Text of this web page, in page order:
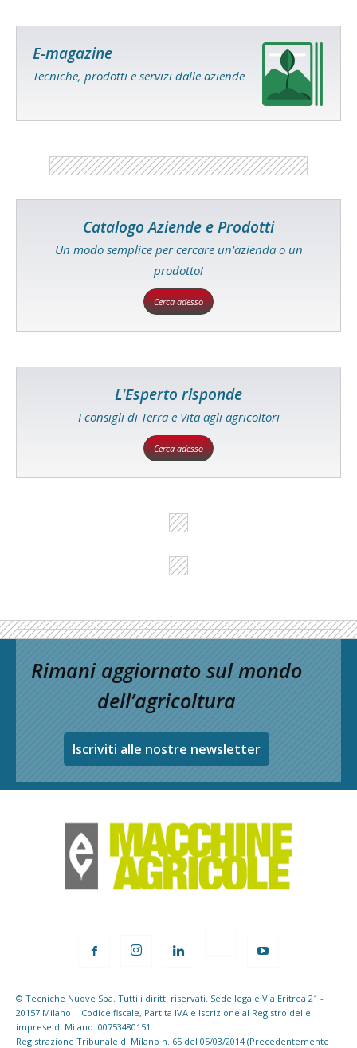
E-magazine
Tecniche, prodotti e servizi dalle aziende
Catalogo Aziende e Prodotti
Un modo semplice per cercare un'azienda o un
prodotto!
Cerca adesso
L'Esperto risponde
I consigli di Terra e Vita agli agricoltori
Cerca adesso
Rimani aggiornato sul mondo
dell’agricoltura
Iscriviti alle nostre newsletter
© Tecniche Nuove Spa. Tutti i diritti riservati. Sede legale Via Eritrea 21 -
20157 Milano | Codice fiscale, Partita IVA e Iscrizione al Registro delle
imprese di Milano: 00753480151
Registrazione Tribunale di Milano n. 65 del 05/03/2014 (Precedentemente